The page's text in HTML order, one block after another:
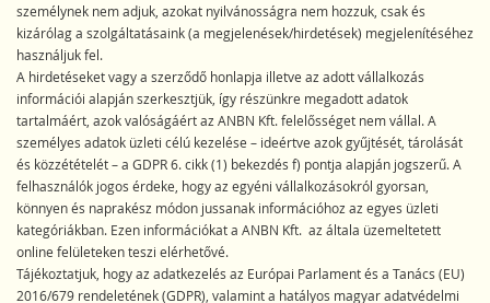
személynek nem adjuk, azokat nyilvánosságra nem hozzuk, csak és
kizárólag a szolgáltatásaink (a megjelenések/hirdetések) megjelenítéséhez
használjuk fel.
A hirdetéseket vagy a szerződő honlapja illetve az adott vállalkozás
információi alapján szerkesztjük, így részünkre megadott adatok
tartalmáért, azok valóságáért az ANBN Kft. felelősséget nem vállal. A
személyes adatok üzleti célú kezelése – ideértve azok gyűjtését, tárolását
és közzétételét – a GDPR 6. cikk (1) bekezdés f) pontja alapján jogszerű. A
felhasználók jogos érdeke, hogy az egyéni vállalkozásokról gyorsan,
könnyen és naprakész módon jussanak információhoz az egyes üzleti
kategóriákban. Ezen információkat a ANBN Kft. az általa üzemeltetett
online felületeken teszi elérhetővé.
Tájékoztatjuk, hogy az adatkezelés az Európai Parlament és a Tanács (EU)
2016/679 rendeletének (GDPR), valamint a hatályos magyar adatvédelmi